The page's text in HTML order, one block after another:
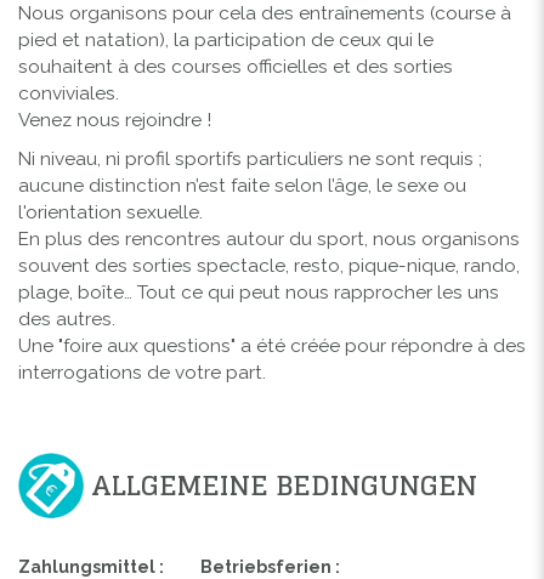
Nous organisons pour cela des entraînements (course à
pied et natation), la participation de ceux qui le
souhaitent à des courses officielles et des sorties
conviviales.
Venez nous rejoindre !
Ni niveau, ni profil sportifs particuliers ne sont requis ;
aucune distinction n’est faite selon l’âge, le sexe ou
l'orientation sexuelle.
En plus des rencontres autour du sport, nous organisons
souvent des sorties spectacle, resto, pique-nique, rando,
plage, boîte… Tout ce qui peut nous rapprocher les uns
des autres.
Une "foire aux questions" a été créée pour répondre à des
interrogations de votre part.
ALLGEMEINE BEDINGUNGEN
Zahlungsmittel :
Betriebsferien :